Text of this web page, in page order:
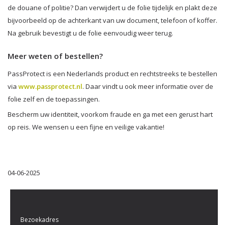
de douane of politie? Dan verwijdert u de folie tijdelijk en plakt deze
bijvoorbeeld op de achterkant van uw document, telefoon of koffer.
Na gebruik bevestigt u de folie eenvoudig weer terug.
Meer weten of bestellen?
PassProtect is een Nederlands product en rechtstreeks te bestellen
via www.passprotect.nl. Daar vindt u ook meer informatie over de
folie zelf en de toepassingen.
Bescherm uw identiteit, voorkom fraude en ga met een gerust hart
op reis. We wensen u een fijne en veilige vakantie!
04-06-2025
Bezoekadres